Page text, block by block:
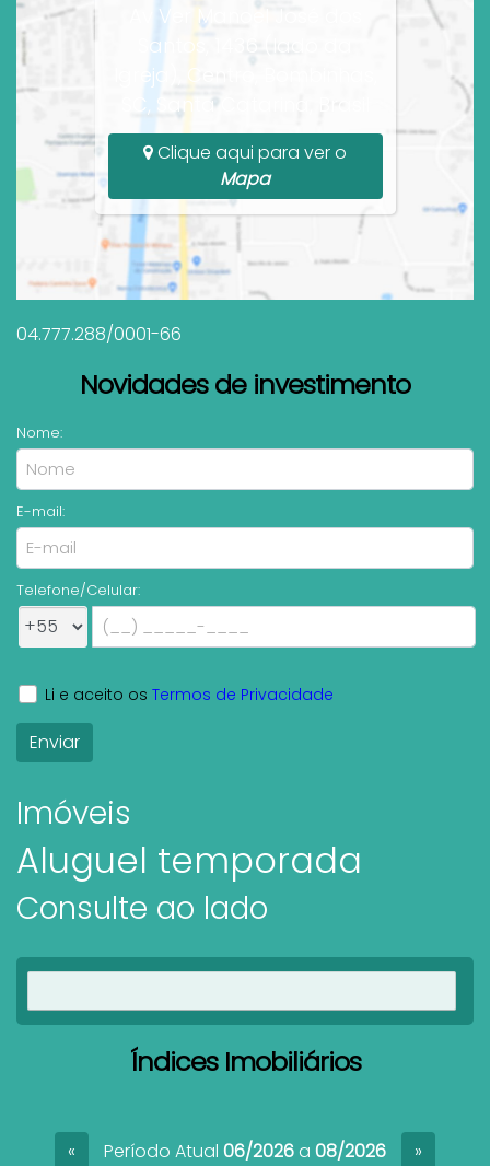
Av Ver Manoel José dos
Santos, 1436 (lado da
Igreja), Centro, Bombinhas,
SC, Santa Catarina, Brasil
Clique aqui para ver o
Mapa
04.777.288/0001-66
Novidades de investimento
Nome:
E-mail:
Telefone/Celular:
Li e aceito os Termos de Privacidade
Imóveis
Aluguel temporada
Consulte ao lado
Índices Imobiliários
« Período Atual 06/2026a 08/2026 »